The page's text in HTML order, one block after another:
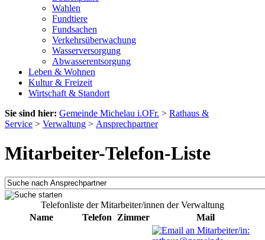
Wahlen
Fundtiere
Fundsachen
Verkehrsüberwachung
Wasserversorgung
Abwasserentsorgung
Leben & Wohnen
Kultur & Freizeit
Wirtschaft & Standort
Sie sind hier: Gemeinde Michelau i.OFr. > Rathaus &
Service > Verwaltung > Ansprechpartner
Mitarbeiter-Telefon-Liste
Telefonliste der Mitarbeiter/innen der Verwaltung
Name
Telefon Zimmer Mail